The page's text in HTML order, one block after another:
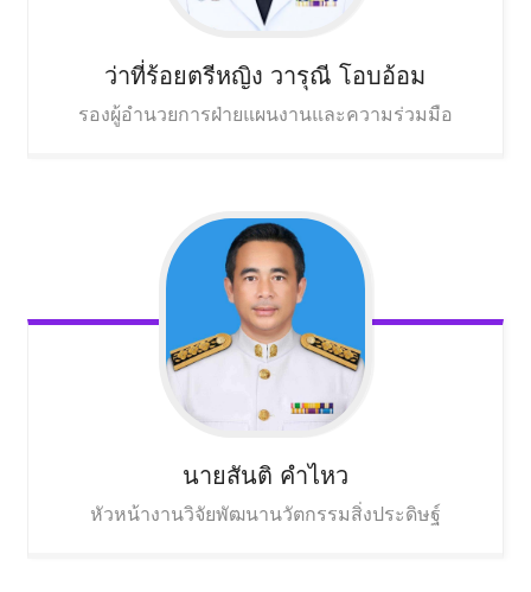
ว่าที่ร้อยตรีหญิง วารุณี โอบอ้อม
รองผู้อำนวยการฝ่ายแผนงานและความร่วมมือ
นายสันติ คำไหว
หัวหน้างานวิจัยพัฒนานวัตกรรมสิ่งประดิษฐ์